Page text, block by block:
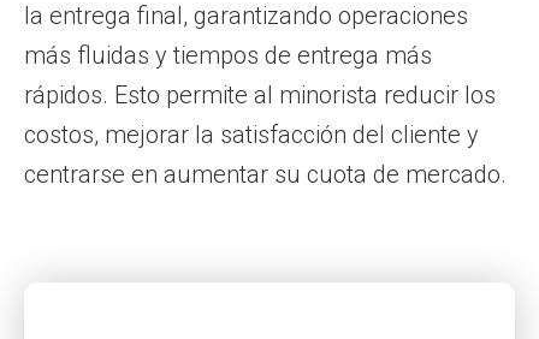
la entrega final, garantizando operaciones
más fluidas y tiempos de entrega más
rápidos. Esto permite al minorista reducir los
costos, mejorar la satisfacción del cliente y
centrarse en aumentar su cuota de mercado.